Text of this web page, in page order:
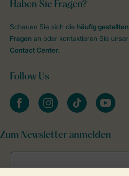
Haben Sie Fragen?
Schauen Sie sich die häufig gestellten
Fragen an oder kontaktieren Sie unser
Contact Center.
Follow Us
facebookinstagramtiktok youtube
Zum Newsletter anmelden